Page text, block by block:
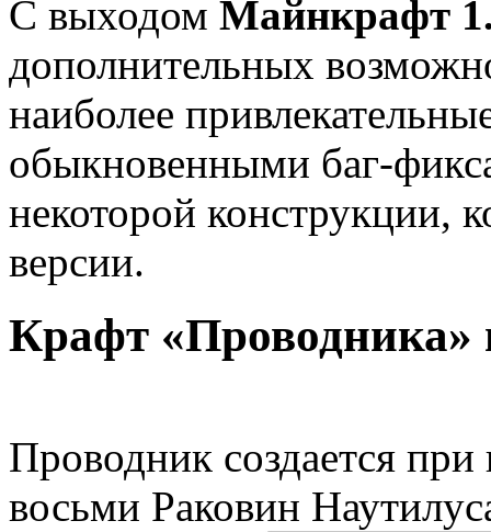
С выходом Майнкрафт
дополнительных
наиболее
обыкновенными баг-
некоторой конструкции,
версии.
Крафт
Проводник создается
восьми Раковин